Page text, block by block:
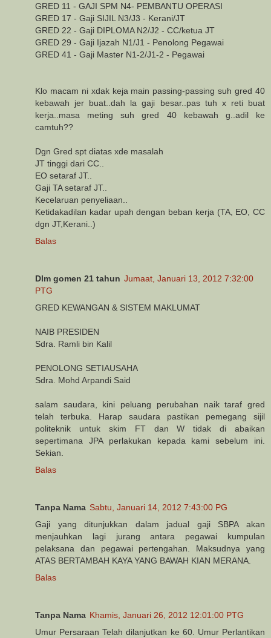
GRED 11 - GAJI SPM N4- PEMBANTU OPERASI
GRED 17 - Gaji SIJIL N3/J3 - Kerani/JT
GRED 22 - Gaji DIPLOMA N2/J2 - CC/ketua JT
GRED 29 - Gaji Ijazah N1/J1 - Penolong Pegawai
GRED 41 - Gaji Master N1-2/J1-2 - Pegawai
Klo macam ni xdak keja main passing-passing suh gred 40
kebawah jer buat..dah la gaji besar..pas tuh x reti buat
kerja..masa meting suh gred 40 kebawah g..adil ke
camtuh??
Dgn Gred spt diatas xde masalah
JT tinggi dari CC..
EO setaraf JT..
Gaji TA setaraf JT..
Kecelaruan penyeliaan..
Ketidakadilan kadar upah dengan beban kerja (TA, EO, CC
dgn JT,Kerani..)
Balas
Dlm gomen 21 tahun Jumaat, Januari 13, 2012 7:32:00
PTG
GRED KEWANGAN & SISTEM MAKLUMAT
NAIB PRESIDEN
Sdra. Ramli bin Kalil
PENOLONG SETIAUSAHA
Sdra. Mohd Arpandi Said
salam saudara, kini peluang perubahan naik taraf gred
telah terbuka. Harap saudara pastikan pemegang sijil
politeknik untuk skim FT dan W tidak di abaikan
sepertimana JPA perlakukan kepada kami sebelum ini.
Sekian.
Balas
Tanpa Nama Sabtu, Januari 14, 2012 7:43:00 PG
Gaji yang ditunjukkan dalam jadual gaji SBPA akan
menjauhkan lagi jurang antara pegawai kumpulan
pelaksana dan pegawai pertengahan. Maksudnya yang
ATAS BERTAMBAH KAYA YANG BAWAH KIAN MERANA.
Balas
Tanpa Nama Khamis, Januari 26, 2012 12:01:00 PTG
Umur Persaraan Telah dilanjutkan ke 60. Umur Perlantikan